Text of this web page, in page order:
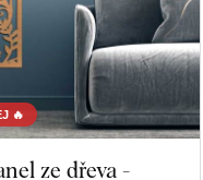
🔥
ze dřeva -